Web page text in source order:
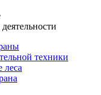
техники
леса